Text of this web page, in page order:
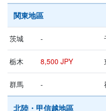
関東地區
茨城 -
栃木 8,500 JPY
群馬 -
北陸・甲信越地區